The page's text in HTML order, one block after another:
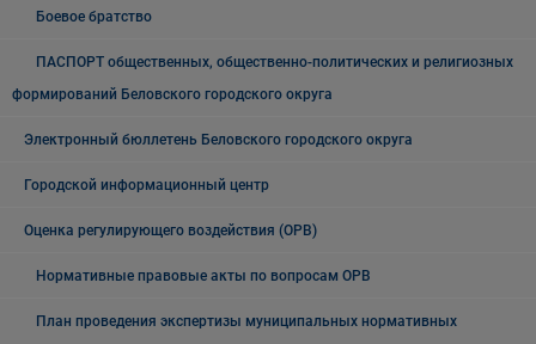
Боевое братство
ПАСПОРТ общественных, общественно-политических и религиозных
формирований Беловского городского округа
Электронный бюллетень Беловского городского округа
Городской информационный центр
Оценка регулирующего воздействия (ОРВ)
Нормативные правовые акты по вопросам ОРВ
План проведения экспертизы муниципальных нормативных